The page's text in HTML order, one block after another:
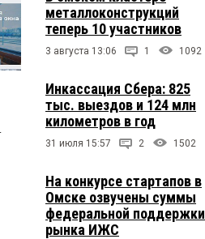
металлоконструкций
теперь 10 участников
3 августа 13:06 1 1092
Инкассация Сбера: 825
тыс. выездов и 124 млн
километров в год
31 июля 15:57 2 1502
На конкурсе стартапов в
Омске озвучены суммы
федеральной поддержки
рынка ИЖС